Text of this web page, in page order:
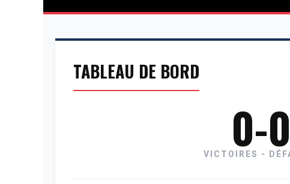
TABLEAU DE BORD
0-
VICTOIRES -